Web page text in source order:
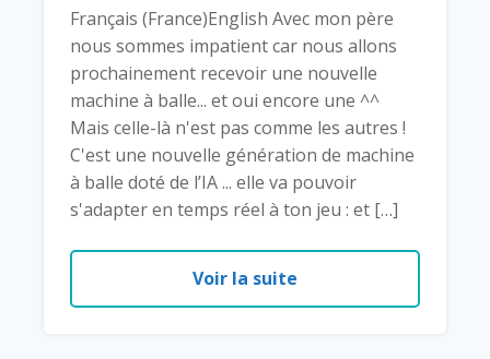
Français (France)English Avec mon père
nous sommes impatient car nous allons
prochainement recevoir une nouvelle
machine à balle... et oui encore une ^^
Mais celle-là n'est pas comme les autres !
C'est une nouvelle génération de machine
à balle doté de l’IA ... elle va pouvoir
s'adapter en temps réel à ton jeu : et […]
Voir la suite